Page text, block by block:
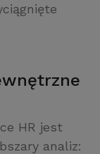
HR jest
analiz: